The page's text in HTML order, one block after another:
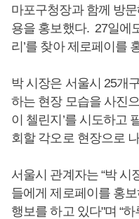
마포구청장과 함께 방
용을 홍보했다. 27일에
리’를 찾아 제로페이를
박 시장은 서울시 25개
하는 현장 모습을 사진
이 첼린지’를 시도하고
회할 각오로 현장으로
서울시 관계자는 “박 시
들에게 제로페이를 홍
행보를 하고 있다"며 “